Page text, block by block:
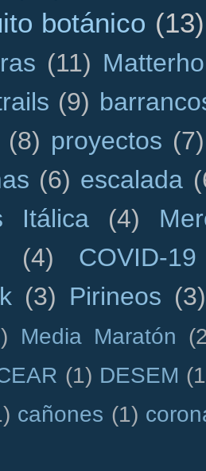
botánico (13)
(11)
(9)
(8) proyectos (7)
(6) escalada
Itálica (4)
(4)
COVID-19
(3) Pirineos (3)
Media Maratón
(1) DESEM
cañones (1)